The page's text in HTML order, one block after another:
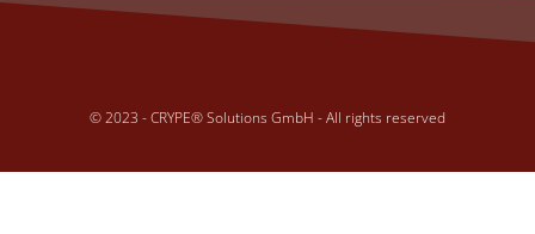
© 2023 - CRYPE® Solutions GmbH - All rights reserved